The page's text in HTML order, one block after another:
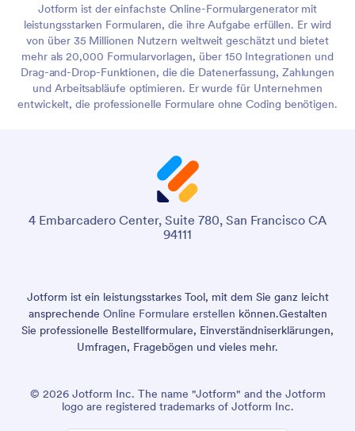
Jotform ist der einfachste Online-Formulargenerator mit
leistungsstarken Formularen, die ihre Aufgabe erfüllen. Er wird
von über 35 Millionen Nutzern weltweit geschätzt und bietet
mehr als 20,000 Formularvorlagen, über 150 Integrationen und
Drag-and-Drop-Funktionen, die die Datenerfassung, Zahlungen
und Arbeitsabläufe optimieren. Er wurde für Unternehmen
entwickelt, die professionelle Formulare ohne Coding benötigen.
4 Embarcadero Center, Suite 780, San Francisco CA
94111
Jotform ist ein leistungsstarkes Tool, mit dem Sie ganz leicht
ansprechende Online Formulare erstellen können.Gestalten
Sie professionelle Bestellformulare, Einverständniserklärungen,
Umfragen, Fragebögen und vieles mehr.
© 2026 Jotform Inc. The name "Jotform" and the Jotform
logo are registered trademarks of Jotform Inc.